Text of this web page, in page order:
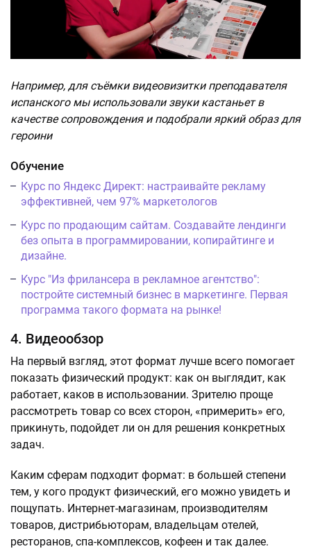
Например, для съёмки видеовизитки преподавателя
испанского мы использовали звуки кастаньет в
качестве сопровождения и подобрали яркий образ для
героини
Обучение
Курс по Яндекс Директ: настраивайте рекламу
эффективней, чем 97% маркетологов
Курс по продающим сайтам. Создавайте лендинги
без опыта в программировании, копирайтинге и
дизайне.
Курс "Из фрилансера в рекламное агентство":
постройте системный бизнес в маркетинге. Первая
программа такого формата на рынке!
4. Видеообзор
На первый взгляд, этот формат лучше всего помогает
показать физический продукт: как он выглядит, как
работает, каков в использовании. Зрителю проще
рассмотреть товар со всех сторон, «примерить» его,
прикинуть, подойдет ли он для решения конкретных
задач.
Каким сферам подходит формат: в большей степени
тем, у кого продукт физический, его можно увидеть и
пощупать. Интернет-магазинам, производителям
товаров, дистрибьюторам, владельцам отелей,
ресторанов, спа-комплексов, кофеен и так далее.